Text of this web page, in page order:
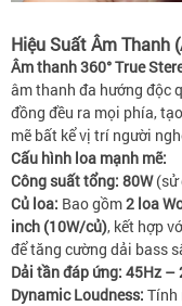
Hiệu Suất Âm Thanh
Âm thanh 360° True
âm thanh đa hướng độc
đồng đều ra mọi phía,
mẽ bất kể vị trí người
Cấu hình loa mạnh mẽ:
Công suất tổng: 80W(sử
Củ loa: Bao gồm2 loa
inch (10W/củ), kết hợp
để tăng cường dải bass
Dải tần đáp ứng: 45Hz –
Dynamic Loudness: Tính